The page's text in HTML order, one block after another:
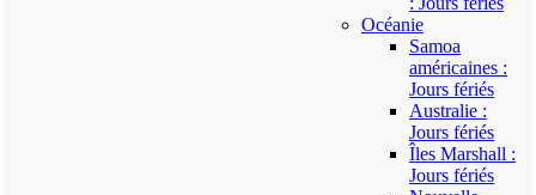
Océanie
Samoa
américaines :
Jours fériés
Australie :
Jours fériés
Îles Marshall :
Jours fériés